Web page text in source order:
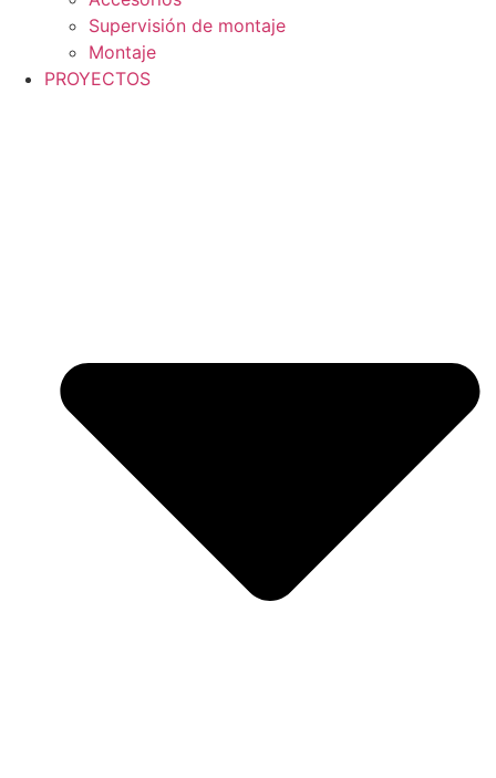
Supervisión de montaje
Montaje
PROYECTOS